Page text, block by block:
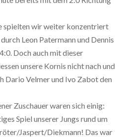
spielten wir weiter konzentriert
Leon Patermann und Dennis
Doch auch mit dieser
unsere Kornis nicht nach und
Dario Velmer und Ivo Zabot den
Zuschauer waren sich einig:
Spiel unserer Jungs rund um
Jaspert/Diekmann! Das war